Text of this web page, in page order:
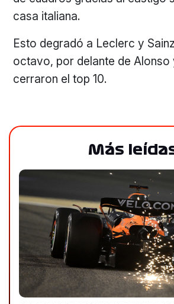
casa italiana.
Esto degradó a Leclerc y
octavo, por delante de Alonso
cerraron el top 10.
Más